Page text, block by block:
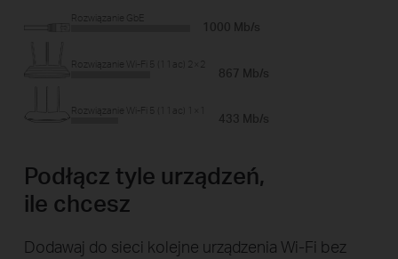
Rozwiązanie GbE
1000 Mb/s
Rozwiązanie Wi-Fi 5 (11ac) 2×2
867 Mb/s
Rozwiązanie Wi-Fi 5 (11ac) 1×1
433 Mb/s
Podłącz tyle urządzeń,
ile chcesz
Dodawaj do sieci kolejne urządzenia Wi-Fi bez